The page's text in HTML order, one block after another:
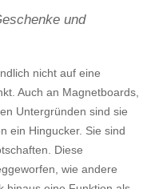
und
nicht auf eine
Auch an Magnetboards,
Untergründen sind sie
ein Hingucker. Sie sind
Diese
wie andere